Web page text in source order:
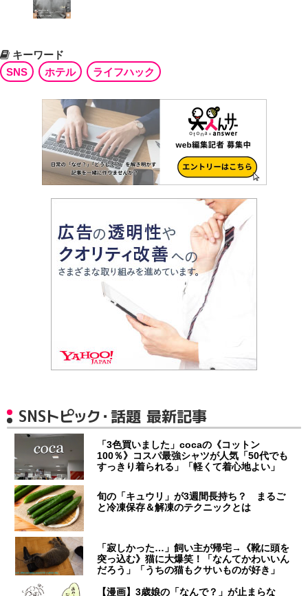
キーワード
SNS
ホテル ライフハック
SNSトピック・話題 最新記事
「3色買いました」cocaの《コットン
100％》コスパ最強シャツが人気「50代でも
すっきり着られる」「軽くて着心地よい」
旬の「キュウリ」が3週間長持ち？ まるご
と冷凍保存＆解凍のテクニックとは
「寂しかった…」飼い主が帰宅→《靴に頭を
突っ込む》猫に大爆笑！「なんてかわいいん
だろう」「うちの猫もクサいものが好き」
【漫画】3歳娘の「なんで？」が止まらな